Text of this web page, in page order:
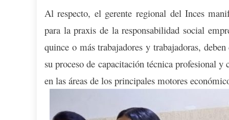
Al respecto, el gerente regional del Inces
para la praxis de la responsabilidad social
quince o más trabajadores y trabajadoras,
su proceso de capacitación técnica profesional
en las áreas de los principales motores